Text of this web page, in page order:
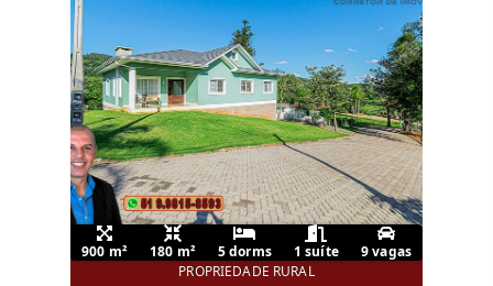
900 m² 180 m² 5 dorms 1 suíte
9 vagas
PROPRIEDADE RURAL